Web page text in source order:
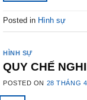
Posted in Hình sự
HÌNH SỰ
QUY CHẾ
POSTED ON 28 THÁNG